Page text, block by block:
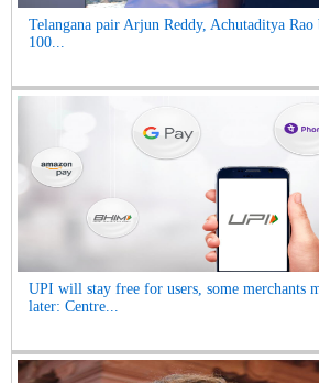
Telangana pair Arjun Reddy, Achutaditya
100...
UPI will stay free for users, some merchants
later: Centre...